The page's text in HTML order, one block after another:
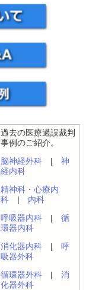
過去の医療過誤裁判
事例のご紹介。
脳神経外科 | 神
経内科
精神科・心療内
科 | 内科
呼吸器内科 | 循
環器内科
消化器内科 | 呼
吸器外科
循環器外科 | 消
化器外科